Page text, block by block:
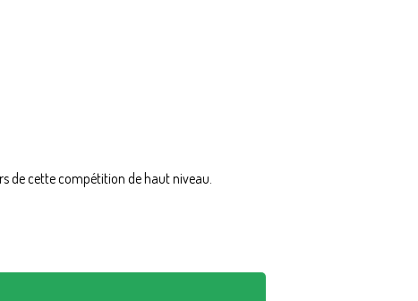
de cette compétition de haut niveau.